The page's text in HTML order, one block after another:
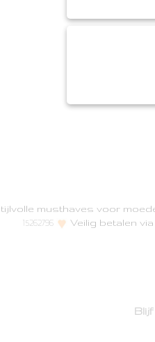
musthaves voor
15262796
Veilig betalen